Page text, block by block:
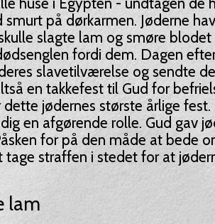
på dørkarmen. Jøderne
slagte lam og smøre
fordi dem. Dagen
slavetilværelse og sendte
en takkefest til Gud for
dette jødernes største årlige
en afgørende rolle. Gud gav
for på den måde at bede
straffen i stedet for at
lam